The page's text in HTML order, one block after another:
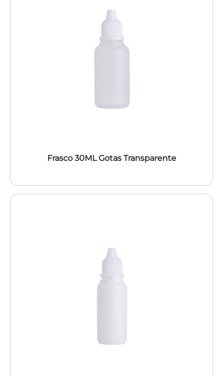
Frasco 30ML Gotas Transparente